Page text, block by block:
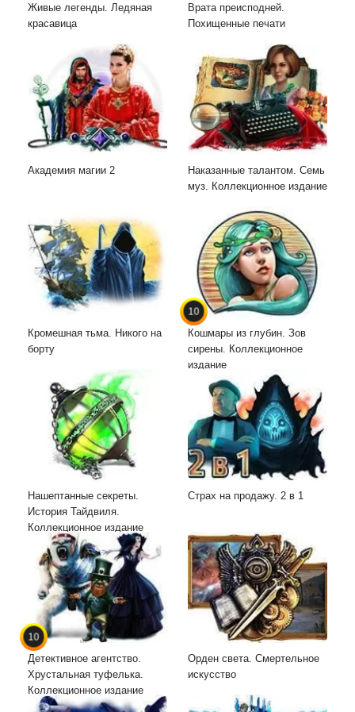
Живые легенды. Ледяная
красавица
Врата преисподней.
Похищенные печати
Академия магии 2
Наказанные талантом. Семь
муз. Коллекционное издание
Кромешная тьма. Никого на
борту
10
Кошмары из глубин. Зов
сирены. Коллекционное
издание
Нашептанные секреты.
История Тайдвиля.
Коллекционное издание
Страх на продажу. 2 в 1
10
Детективное агентство.
Хрустальная туфелька.
Коллекционное издание
Орден света. Смертельное
искусство